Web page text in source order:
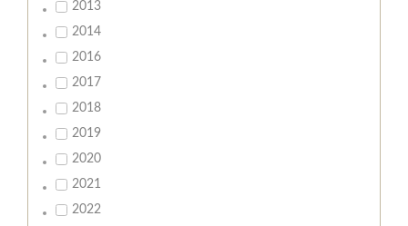
2013
2014
2016
2017
2018
2019
2020
2021
2022